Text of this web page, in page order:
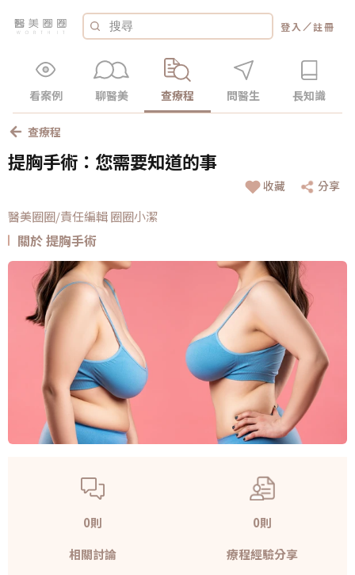
登入 ／註冊
看案例 聊醫美 查療程 問醫生 長知識
查療程
提胸手術：您需要知道的事
收藏 分享
醫美圈圈/責任編輯 圈圈小潔
關於 提胸手術
0則
相關討論
0則
療程經驗分享